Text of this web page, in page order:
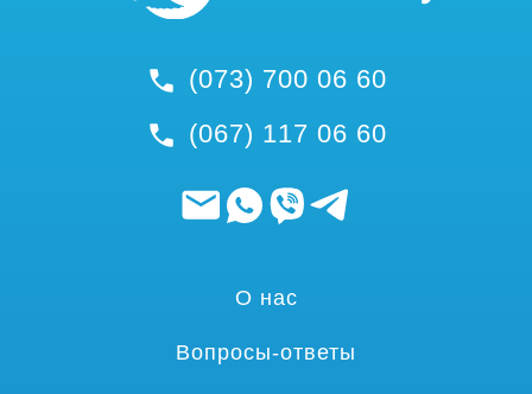
(073) 700 06 60
(067) 117 06 60
О нас
Вопросы-ответы